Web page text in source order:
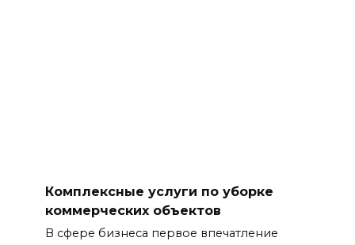
Комплексные услуги по уборке
коммерческих объектов
В сфере бизнеса первое впечатление